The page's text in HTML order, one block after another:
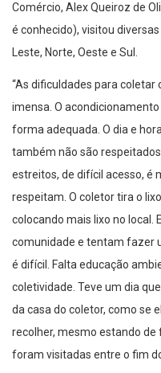
Comércio, Alex Queiroz de
é conhecido), visitou
Leste, Norte, Oeste e Sul.
“As dificuldades para coletar
imensa. O
forma adequada. O dia e
também não são
estreitos, de difícil acesso, é
respeitam. O coletor tira o
colocando mais lixo no local.
comunidade e tentam fazer
é difícil. Falta educação
coletividade. Teve um dia
da casa do coletor, como se
recolher, mesmo estando de
foram visitadas entre o fim